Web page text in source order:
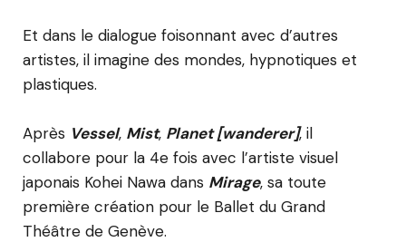
Et dans le dialogue foisonnant avec d’autres
artistes, il imagine des mondes, hypnotiques et
plastiques.
Après Vessel, Mist, Planet [wanderer], il
collabore pour la 4e fois avec l’artiste visuel
japonais Kohei Nawa dans Mirage, sa toute
première création pour le Ballet du Grand
Théâtre de Genève.